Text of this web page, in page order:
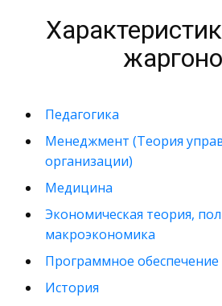
Педагогика
Менеджмент (Теория
организации)
Медицина
Экономическая теория,
макроэкономика
Программное обеспечение
История